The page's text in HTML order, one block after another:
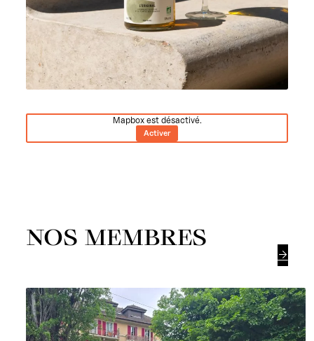
Mapbox est désactivé.
Activer
NOS MEMBRES
